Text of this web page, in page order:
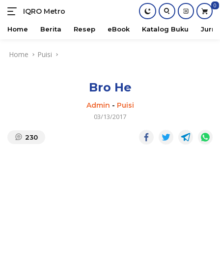
IQRO Metro
Lets
Bright
0
Home Berita Resep eBook Katalog Buku
Home Puisi
Bro He
Admin - Puisi
03/13/2017
230